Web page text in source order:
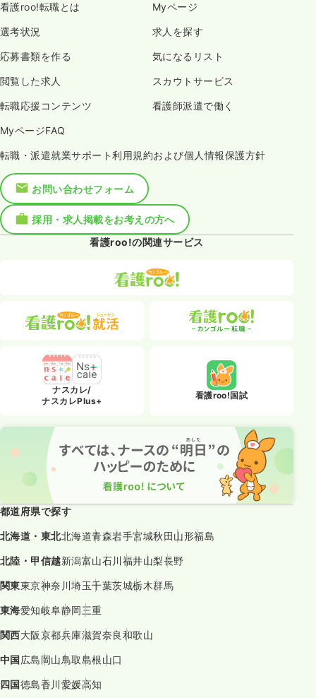
看護roo!転職とは Myページ
選考状況 求人を探す
応募書類を作る 気になるリスト
閲覧した求人 スカウトサービス
転職応援コンテンツ 看護師派遣で働く
MyページFAQ
転職・派遣就業サポート利用規約および個人情報保護方針
お問い合わせフォーム
採用・求人掲載をお考えの方へ
看護roo!の関連サービス
ナスカレ/
ナスカレPlus+
看護roo!国試
都道府県で探す
北海道・東北北海道青森岩手宮城秋田山形福島
北陸・甲信越新潟富山石川福井山梨長野
関東東京神奈川埼玉千葉茨城栃木群馬
東海愛知岐阜静岡三重
関西大阪京都兵庫滋賀奈良和歌山
中国広島岡山鳥取島根山口
四国徳島香川愛媛高知